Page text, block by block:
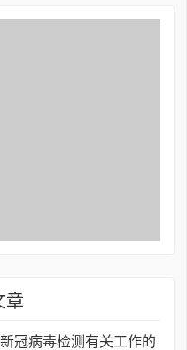
章
冠病毒检测有关工作的